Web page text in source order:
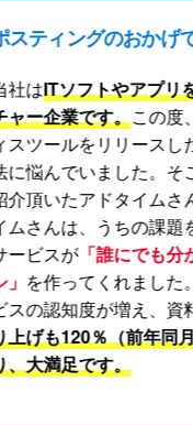
のおかげです
トやアプリを開発して
。この度、バーチャ
リースしたものの、
した。そこで知り合
タイムさんに相談。
ちの課題を一発で見
誰にでも分かる見やす
くれました。その結果
増え、資料請求が増
（前年同月比）アップ
。